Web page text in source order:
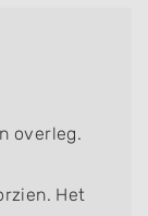
overleg.
Het